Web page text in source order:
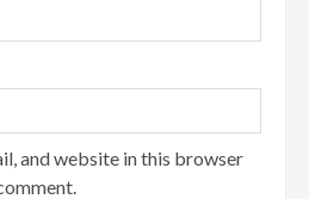
and website in this browser